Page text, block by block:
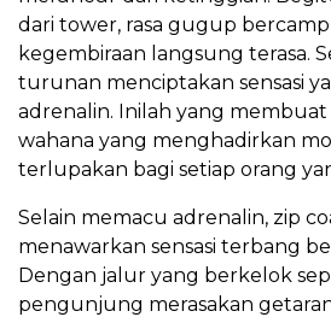
dari tower, rasa gugup
kegembiraan langsung terasa.
turunan menciptakan sensasi
adrenalin. Inilah yang membuat
wahana yang menghadirkan
terlupakan bagi setiap orang
Selain memacu adrenalin, zip
menawarkan sensasi terbang
Dengan jalur yang berkelok
pengunjung merasakan